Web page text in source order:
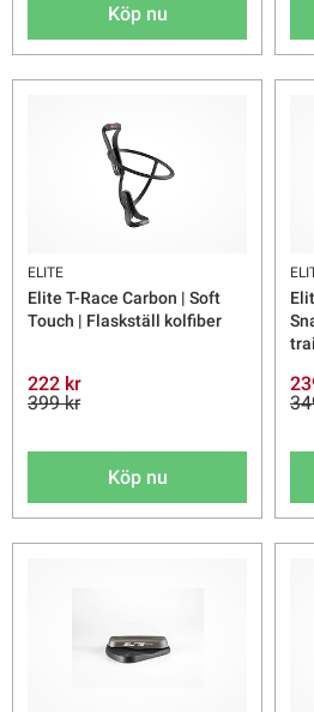
Köp nu
ELITE
Elite T-Race Carbon | Soft
Touch | Flaskställ kolfiber
222 kr
399 kr
Köp nu